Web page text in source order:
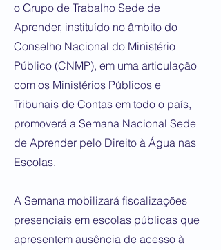
o Grupo de Trabalho Sede de
Aprender, instituído no âmbito do
Conselho Nacional do Ministério
Público (CNMP), em uma articulação
com os Ministérios Públicos e
Tribunais de Contas em todo o país,
promoverá a Semana Nacional Sede
de Aprender pelo Direito à Água nas
Escolas.
A Semana mobilizará fiscalizações
presenciais em escolas públicas que
apresentem ausência de acesso à